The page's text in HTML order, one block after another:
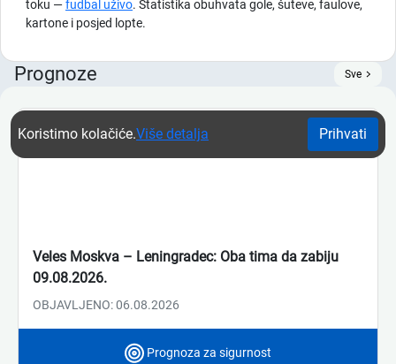
toku —fudbal uživo. Statistika obuhvata gole, šuteve, faulove,
kartone i posjed lopte.
Prognoze Sve
Veles Moskva – Leningradec: Oba tima da zabiju
09.08.2026.
OBJAVLJENO: 06.08.2026
Prognoza za sigurnost
Koristimo kolačiće.Više detalja Prihvati